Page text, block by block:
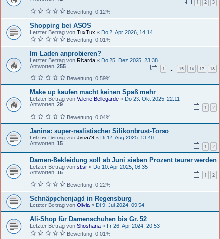
1 2 3
Bewertung: 0.12%
Shopping bei ASOS
Letzter Beitrag von TuxTux « Do 2. Apr 2026, 14:14
Bewertung: 0.01%
Im Laden anprobieren?
Letzter Beitrag von Ricarda « Do 25. Dez 2025, 23:38
Antworten: 255 1 15 16 17 18
Bewertung: 0.59%
Make up kaufen macht keinen Spaß mehr
Letzter Beitrag von Valerie Bellegarde « Do 23. Okt 2025, 22:11
Antworten: 29 1 2
Bewertung: 0.04%
Janina: super-realistischer Silikonbrust-Torso
Letzter Beitrag von Jana79 « Di 12. Aug 2025, 13:48
Antworten: 15 1 2
Damen-Bekleidung soll ab Juni sieben Prozent teurer werden
Letzter Beitrag von sbsr « Do 10. Apr 2025, 08:35
Antworten: 16 1 2
Bewertung: 0.22%
Schnäppchenjagd in Regensburg
Letzter Beitrag von Olivia « Di 9. Jul 2024, 09:54
Ali-Shop für Damenschuhen bis Gr. 52
Letzter Beitrag von Shoshana « Fr 26. Apr 2024, 20:53
Bewertung: 0.01%